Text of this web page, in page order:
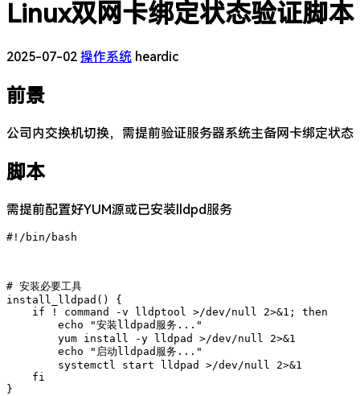
Linux双网卡绑定状态验证脚本
2025-07-02操作系统 heardic
前景
公司内交换机切换，需提前验证服务器系统主备网卡绑定状态
脚本
需提前配置好YUM源或已安装lldpd服务
#!/bin/bash
# 安装必要工具
install_lldpad() {
    if ! command -v lldptool >/dev/null 2>&1; then
        echo "安装lldpad服务..."
        yum install -y lldpad >/dev/null 2>&1
        echo "启动lldpad服务..."
        systemctl start lldpad >/dev/null 2>&1
    fi
}